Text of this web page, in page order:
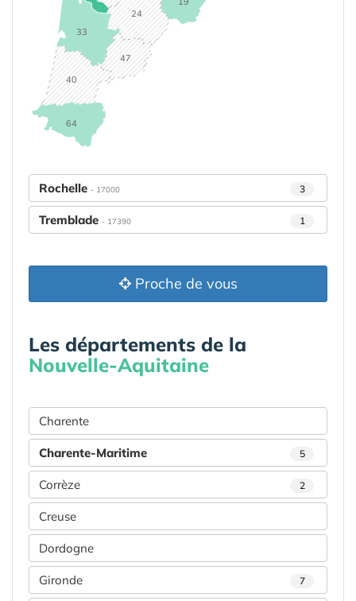
24
33
40
47
64
Rochelle - 17000 3
Tremblade - 17390 1
Proche de vous
Les départements de la
Nouvelle-Aquitaine
Charente
Charente-Maritime 5
Corrèze 2
Creuse
Dordogne
Gironde 7